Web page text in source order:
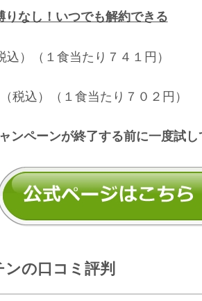
りなし！いつでも解約できる
）（１食当たり７４１円）
税込）（１食当たり７０２円）
ンペーンが終了する前に一度試し
の口コミ評判